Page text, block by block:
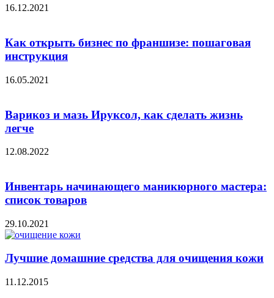
16.12.2021
Как открыть бизнес по франшизе: пошаговая
инструкция
16.05.2021
Варикоз и мазь Ируксол, как сделать жизнь
легче
12.08.2022
Инвентарь начинающего маникюрного мастера:
список товаров
29.10.2021
Лучшие домашние средства для очищения кожи
11.12.2015